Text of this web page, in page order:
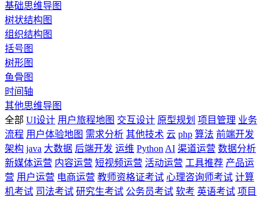
基础思维导图
树状结构图
组织结构图
括号图
树形图
鱼骨图
时间轴
其他思维导图
全部 UI设计 用户旅程地图 交互设计 原型规划 项目管理 业务
流程 用户体验地图 需求分析 其他技术 云 php 算法 前端开发
架构 java 大数据 后端开发 运维 Python AI 渠道运营 数据分析
新媒体运营 内容运营 短视频运营 活动运营 工具推荐 产品运
营 用户运营 电商运营 教师资格证考试 心理咨询师考试 计算
机考试 司法考试 研究生考试 公务员考试 软考 英语考试 项目